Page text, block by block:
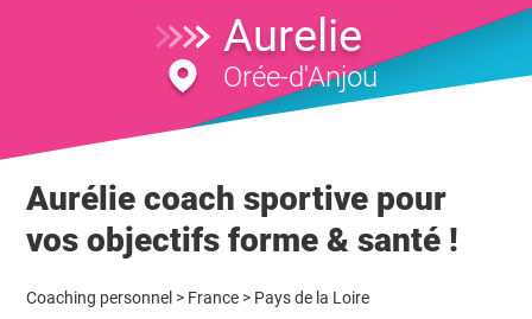
Aurelie
Orée-d'Anjou
Aurélie coach sportive pour
vos objectifs forme & santé !
Coaching personnel > France > Pays de la Loire